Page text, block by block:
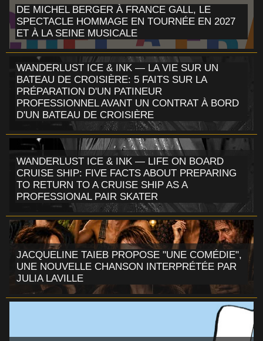
DE MICHEL BERGER À FRANCE GALL, LE
SPECTACLE HOMMAGE EN TOURNÉE EN 2027
ET À LA SEINE MUSICALE
WANDERLUST ICE & INK — LA VIE SUR UN
BATEAU DE CROISIÈRE: 5 FAITS SUR LA
PRÉPARATION D'UN PATINEUR
PROFESSIONNEL AVANT UN CONTRAT À BORD
D'UN BATEAU DE CROISIÈRE
WANDERLUST ICE & INK — LIFE ON BOARD
CRUISE SHIP: FIVE FACTS ABOUT PREPARING
TO RETURN TO A CRUISE SHIP AS A
PROFESSIONAL PAIR SKATER
JACQUELINE TAIEB PROPOSE "UNE COMÉDIE",
UNE NOUVELLE CHANSON INTERPRÉTÉE PAR
JULIA LAVILLE